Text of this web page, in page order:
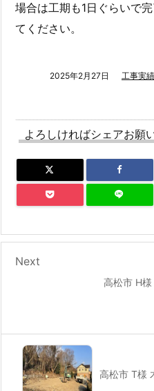
場合は工期も1日ぐらいで
てください。
2025年2月27日 工事実績
よろしければシェアお願
高松市 H
Next
高松市 T様